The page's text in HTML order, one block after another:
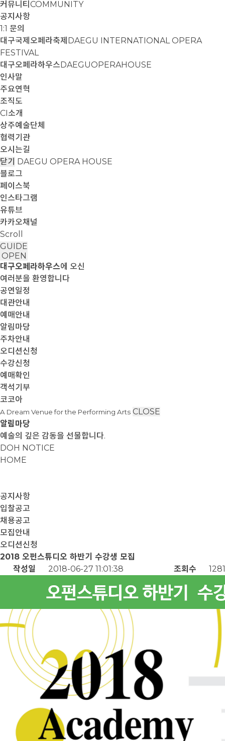
커뮤니티 COMMUNITY
공지사항
1:1 문의
대구국제오페라축제 DAEGU INTERNATIONAL OPERA
FESTIVAL
대구오페라하우스DAEGUOPERAHOUSE
인사말
주요연혁
조직도
CI소개
상주예술단체
협력기관
오시는길
닫기 DAEGU OPERA HOUSE
블로그
페이스북
인스타그램
유튜브
카카오채널
Scroll
GUIDE
OPEN
대구오페라하우스에 오신
여러분을 환영합니다
공연일정
대관안내
예매안내
알림마당
주차안내
오디션신청
수강신청
예매확인
객석기부
코코아
A Dream Venue for the Performing Arts CLOSE
알림마당
예술의 깊은 감동을 선물합니다.
DOH NOTICE
HOME
공지사항
입찰공고
채용공고
모집안내
오디션신청
2018 오펀스튜디오 하반기 수강생 모집
작성일
2018-06-27 11:01:38 조회수